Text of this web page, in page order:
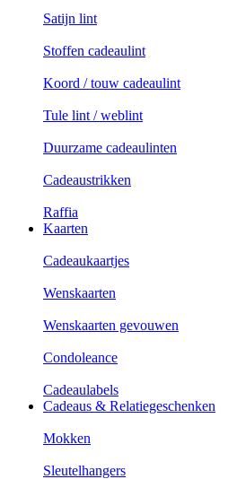
Satijn lint
Stoffen cadeaulint
Koord / touw cadeaulint
Tule lint / weblint
Duurzame cadeaulinten
Cadeaustrikken
Raffia
Kaarten
Cadeaukaartjes
Wenskaarten
Wenskaarten gevouwen
Condoleance
Cadeaulabels
Cadeaus & Relatiegeschenken
Mokken
Sleutelhangers